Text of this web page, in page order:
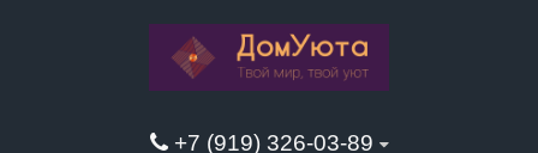
+7 (919) 326-03-89